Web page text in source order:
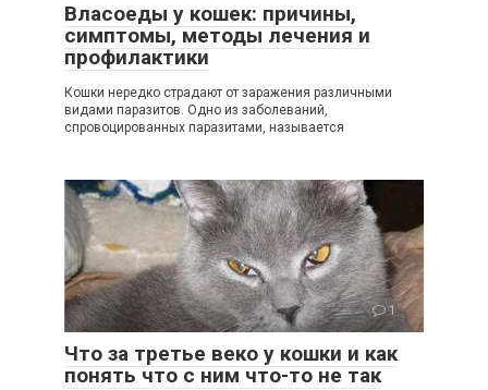
Власоеды у кошек: причины,
симптомы, методы лечения и
профилактики
Кошки нередко страдают от заражения различными
видами паразитов. Одно из заболеваний,
спровоцированных паразитами, называется
1
Что за третье веко у кошки и как
понять что с ним что-то не так